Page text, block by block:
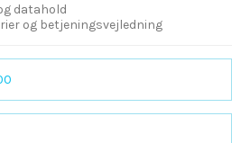
datahold
og betjeningsvejledning